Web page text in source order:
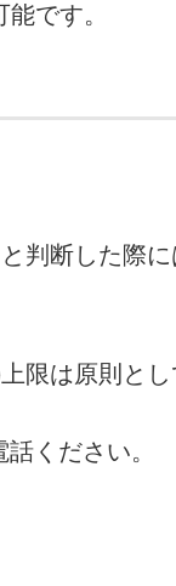
です。
判断した際
限は原則とし
ください。